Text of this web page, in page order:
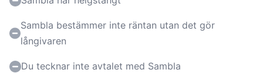
Sambla bestämmer inte räntan utan det gör
långivaren
Du tecknar inte avtalet med Sambla